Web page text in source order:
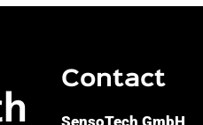
Contact